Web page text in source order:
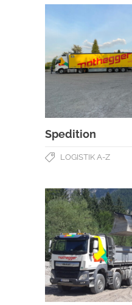
Spedition
LOGISTIK A-Z